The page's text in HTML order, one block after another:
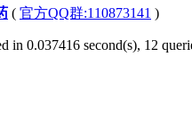
( 官方QQ群:110873141 )
in 0.037416 second(s), 12